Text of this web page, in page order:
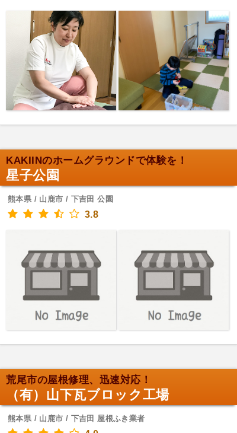
KAKIINのホームグラウンドで体験を！
星子公園
熊本県 / 山鹿市 / 下吉田 公園
3.8
荒尾市の屋根修理、迅速対応！
（有）山下瓦ブロック工場
熊本県 / 山鹿市 / 下吉田 屋根ふき業者